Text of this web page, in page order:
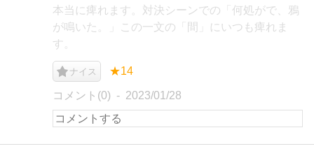
本当に痺れます。対決シーンでの「何処がで、鴉
が鳴いた。」この一文の「間」にいつも痺れま
す。
ナイス ★14
コメント(0) 2023/01/28